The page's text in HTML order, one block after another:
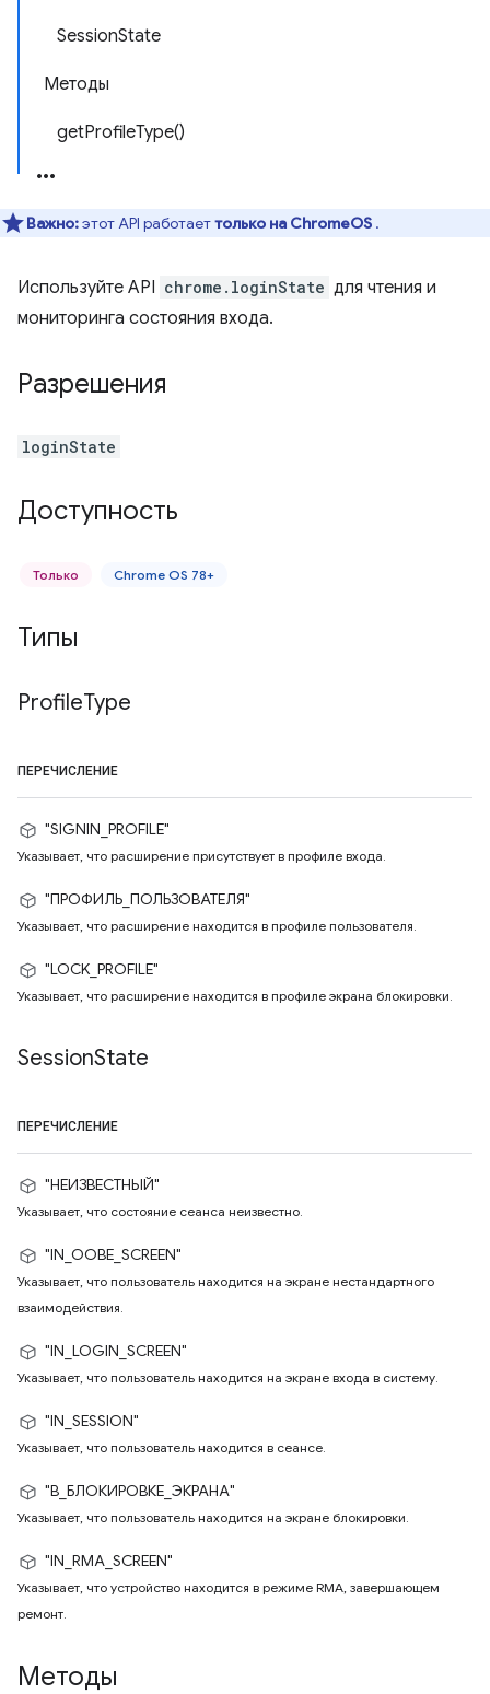
SessionState
Методы
getProfileType()
Важно:этот API работаеттолько на ChromeOS .
Используйте API chrome.loginState для чтения и
мониторинга состояния входа.
Разрешения
loginState
Доступность
Только Chrome OS 78+
Типы
ProfileType
ПЕРЕЧИСЛЕНИЕ
"SIGNIN_PROFILE"
Указывает, что расширение присутствует в профиле входа.
"ПРОФИЛЬ_ПОЛЬЗОВАТЕЛЯ"
Указывает, что расширение находится в профиле пользователя.
"LOCK_PROFILE"
Указывает, что расширение находится в профиле экрана блокировки.
SessionState
ПЕРЕЧИСЛЕНИЕ
"НЕИЗВЕСТНЫЙ"
Указывает, что состояние сеанса неизвестно.
"IN_OOBE_SCREEN"
Указывает, что пользователь находится на экране нестандартного
взаимодействия.
"IN_LOGIN_SCREEN"
Указывает, что пользователь находится на экране входа в систему.
"IN_SESSION"
Указывает, что пользователь находится в сеансе.
"В_БЛОКИРОВКЕ_ЭКРАНА"
Указывает, что пользователь находится на экране блокировки.
"IN_RMA_SCREEN"
Указывает, что устройство находится в режиме RMA, завершающем
ремонт.
Методы